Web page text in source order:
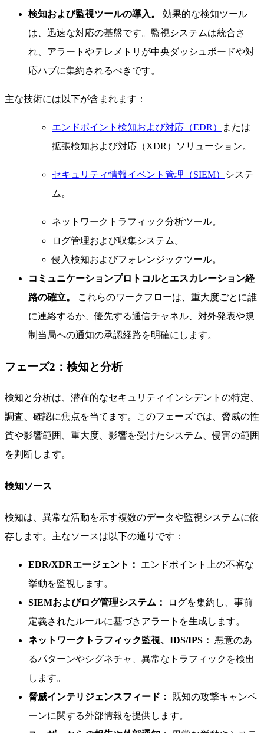
検知および監視ツールの導入。
効果的な検知ツール
は、迅速な対応の基盤です。監視システムは統合さ
れ、アラートやテレメトリが中央ダッシュボードや対
応ハブに集約されるべきです。
主な技術には以下が含まれます：
エンドポイント検知および対応（EDR）
または
拡張検知および対応（XDR）ソリューション。
セキュリティ情報イベント管理（SIEM）
システ
ム。
ネットワークトラフィック分析ツール。
ログ管理および収集システム。
侵入検知およびフォレンジックツール。
コミュニケーションプロトコルとエスカレーション経
路の確立。
これらのワークフローは、重大度ごとに誰
に連絡するか、優先する通信チャネル、対外発表や規
制当局への通知の承認経路を明確にします。
フェーズ2：検知と分析
検知と分析は、潜在的なセキュリティインシデントの特定、
調査、確認に焦点を当てます。このフェーズでは、脅威の性
質や影響範囲、重大度、影響を受けたシステム、侵害の範囲
を判断します。
検知ソース
検知は、異常な活動を示す複数のデータや監視システムに依
存します。主なソースは以下の通りです：
EDR/XDRエージェント：
エンドポイント上の不審な
挙動を監視します。
SIEMおよびログ管理システム：
ログを集約し、事前
定義されたルールに基づきアラートを生成します。
ネットワークトラフィック監視、IDS/IPS：
悪意のあ
るパターンやシグネチャ、異常なトラフィックを検出
します。
脅威インテリジェンスフィード：
既知の攻撃キャンペ
ーンに関する外部情報を提供します。